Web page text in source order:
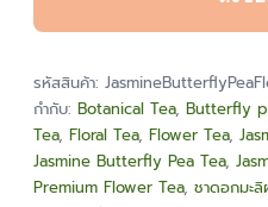
ดอก
ชิ้น
รหัสสินค้า:
กำกับ: Botanical Tea, Butterfly
Tea, Floral Tea, Flower Tea,
Jasmine Butterfly Pea Tea,
Premium Flower Tea, ชาดอกมะ